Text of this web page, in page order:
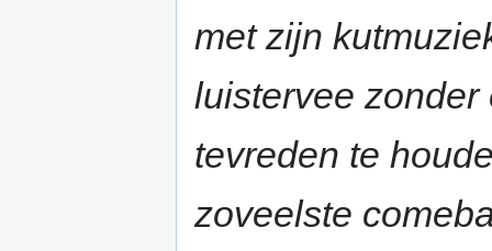
met zijn
luistervee
tevreden te
zoveelste